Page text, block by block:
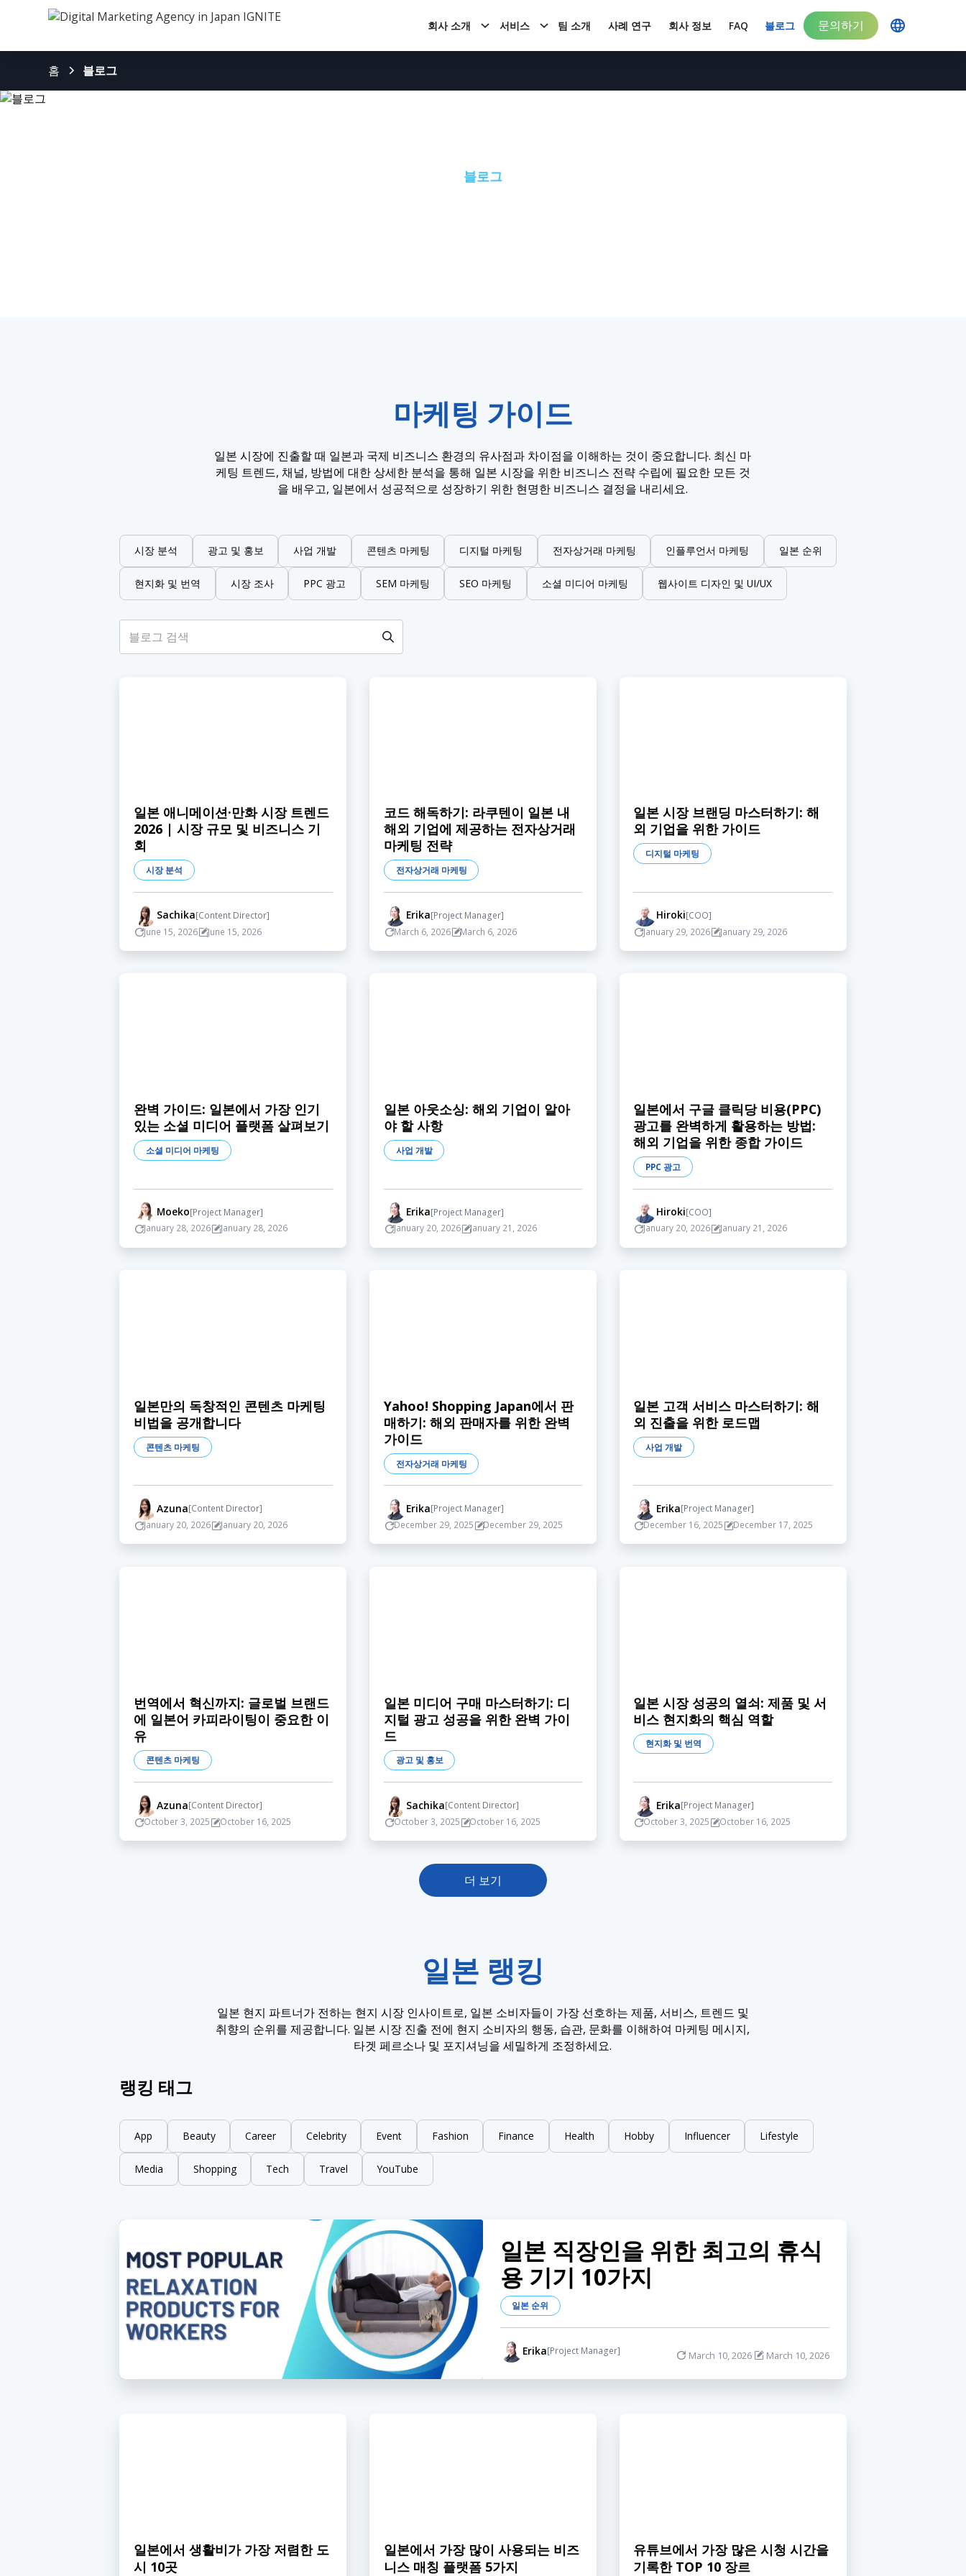
회사 소개 서비스 팀 소개 사례 연구 회사 정보 FAQ 블로그 문의하기
홈 블로그
블로그
마케팅 가이드
일본 시장에 진출할 때 일본과 국제 비즈니스 환경의 유사점과 차이점을 이해하는 것이 중요합니다. 최신 마
케팅 트렌드, 채널, 방법에 대한 상세한 분석을 통해 일본 시장을 위한 비즈니스 전략 수립에 필요한 모든 것
을 배우고, 일본에서 성공적으로 성장하기 위한 현명한 비즈니스 결정을 내리세요.
시장 분석 광고 및 홍보 사업 개발 콘텐츠 마케팅 디지털 마케팅 전자상거래 마케팅 인플루언서 마케팅 일본 순위
현지화 및 번역 시장 조사 PPC 광고 SEM 마케팅 SEO 마케팅 소셜 미디어 마케팅 웹사이트 디자인 및 UI/UX
일본 애니메이션·만화 시장 트렌드
2026 | 시장 규모 및 비즈니스 기
회
시장 분석
Sachika[Content Director]
June 15, 2026
June 15, 2026
코드 해독하기: 라쿠텐이 일본 내
해외 기업에 제공하는 전자상거래
마케팅 전략
전자상거래 마케팅
Erika[Project Manager]
March 6, 2026
March 6, 2026
일본 시장 브랜딩 마스터하기: 해
외 기업을 위한 가이드
디지털 마케팅
Hiroki[COO]
January 29, 2026
January 29, 2026
완벽 가이드: 일본에서 가장 인기
있는 소셜 미디어 플랫폼 살펴보기
소셜 미디어 마케팅
Moeko[Project Manager]
January 28, 2026
January 28, 2026
일본 아웃소싱: 해외 기업이 알아
야 할 사항
사업 개발
Erika[Project Manager]
January 20, 2026
January 21, 2026
일본에서 구글 클릭당 비용(PPC)
광고를 완벽하게 활용하는 방법:
해외 기업을 위한 종합 가이드
PPC 광고
Hiroki[COO]
January 20, 2026
January 21, 2026
일본만의 독창적인 콘텐츠 마케팅
비법을 공개합니다
콘텐츠 마케팅
Azuna[Content Director]
January 20, 2026
January 20, 2026
Yahoo! Shopping Japan에서 판
매하기: 해외 판매자를 위한 완벽
가이드
전자상거래 마케팅
Erika[Project Manager]
December 29, 2025
December 29, 2025
일본 고객 서비스 마스터하기: 해
외 진출을 위한 로드맵
사업 개발
Erika[Project Manager]
December 16, 2025
December 17, 2025
번역에서 혁신까지: 글로벌 브랜드
에 일본어 카피라이팅이 중요한 이
유
콘텐츠 마케팅
Azuna[Content Director]
October 3, 2025
October 16, 2025
일본 미디어 구매 마스터하기: 디
지털 광고 성공을 위한 완벽 가이
드
광고 및 홍보
Sachika[Content Director]
October 3, 2025
October 16, 2025
일본 시장 성공의 열쇠: 제품 및 서
비스 현지화의 핵심 역할
현지화 및 번역
Erika[Project Manager]
October 3, 2025
October 16, 2025
더 보기
일본 랭킹
일본 현지 파트너가 전하는 현지 시장 인사이트로, 일본 소비자들이 가장 선호하는 제품, 서비스, 트렌드 및
취향의 순위를 제공합니다. 일본 시장 진출 전에 현지 소비자의 행동, 습관, 문화를 이해하여 마케팅 메시지,
타겟 페르소나 및 포지셔닝을 세밀하게 조정하세요.
랭킹 태그
App Beauty Career Celebrity Event Fashion Finance Health Hobby Influencer Lifestyle
Media Shopping Tech Travel YouTube
일본 직장인을 위한 최고의 휴식
용 기기 10가지
일본 순위
Erika[Project Manager] March 10, 2026 March 10, 2026
일본에서 생활비가 가장 저렴한 도
시 10곳
일본에서 가장 많이 사용되는 비즈
니스 매칭 플랫폼 5가지
유튜브에서 가장 많은 시청 시간을
기록한 TOP 10 장르